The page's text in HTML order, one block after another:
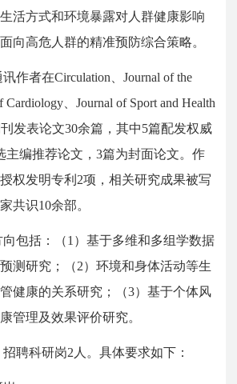
活方式和环境暴露对人群健康影响
向高危人群的精准预防综合策略。
作者在Circulation、Journal of the
Cardiology、Journal of Sport and Health
刊发表论文30余篇，其中5篇配发权威
主编推荐论文，3篇为封面论文。作
权发明专利2项，相关研究成果被写
共识10余部。
向包括：（1）基于多维和多组学数据
测研究；（2）环境和身体活动等生
健康的关系研究；（3）基于个体风
管理及效果评价研究。
聘科研岗2人。具体要求如下：